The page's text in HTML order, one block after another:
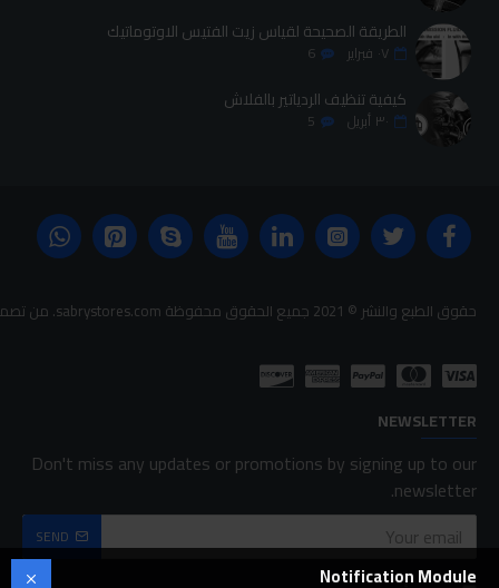
الطريقة الصحيحة لقياس زيت الفتيس الاوتوماتيك
٠٧ فبراير 6
كيفية تنظيف الردياتير بالفلاش
٣٠ أبريل 5
حقوق الطبع والنشر © 2021 جميع الحقوق محفوظة sabrystores.com. من تصميم-
NEWSLETTER
Don't miss any updates or promotions by signing up to our
newsletter.
SEND
Notification Module